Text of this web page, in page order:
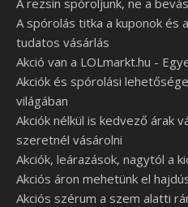
A rezsin spóroljunk, ne a
A spórolás titka a kuponok és
tudatos vásárlás
Akció van a LOLmarkt.hu -
Akciók és spórolási
világában
Akciók nélkül is kedvező árak
szeretnél vásárolni
Akciók, leárazások, nagytól a
Akciós áron mehetünk el
Akciós szérum a szem alatti